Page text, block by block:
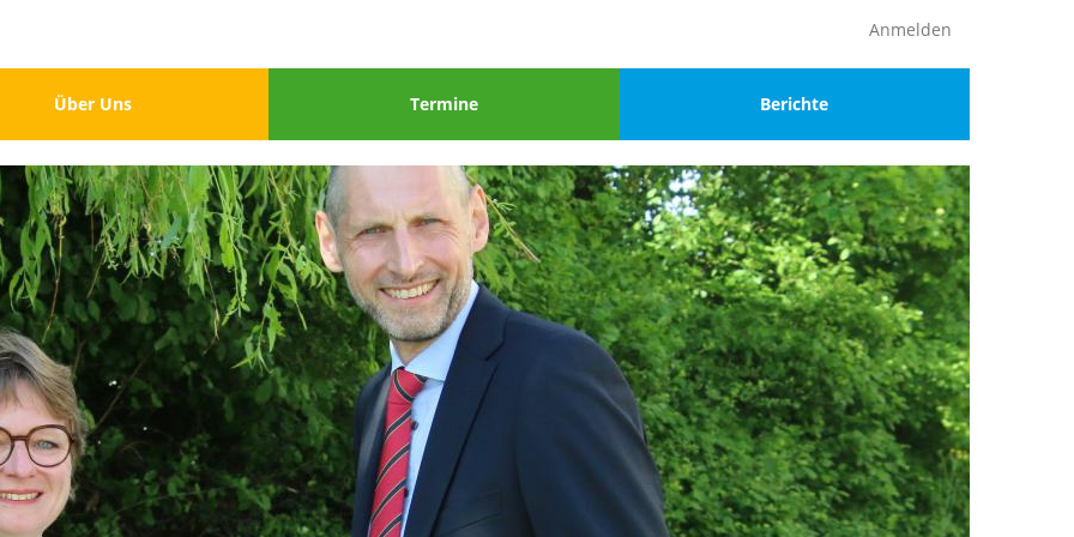
Anmelden
Über Uns
3
Termine
4
Berichte